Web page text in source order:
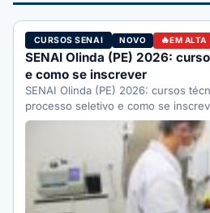
CURSOS SENAI NOVO EM ALTA
SENAI Olinda (PE) 2026:
e como se inscrever
SENAI Olinda (PE) 2026: cursos
processo seletivo e como se
completo.